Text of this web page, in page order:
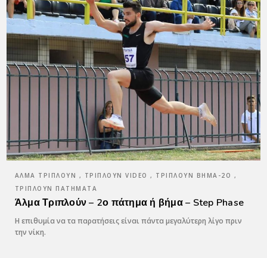
ΆΛΜΑ ΤΡΙΠΛΟΎΝ , ΤΡΙΠΛΟΎΝ VIDEO , ΤΡΙΠΛΟΎΝ ΒΉΜΑ-2Ο ,
ΤΡΙΠΛΟΎΝ ΠΑΤΉΜΑΤΑ
Άλμα Τριπλούν – 2ο πάτημα ή βήμα – Step Phase
Η επιθυμία να τα παρατήσεις είναι πάντα μεγαλύτερη λίγο πριν
την νίκη.